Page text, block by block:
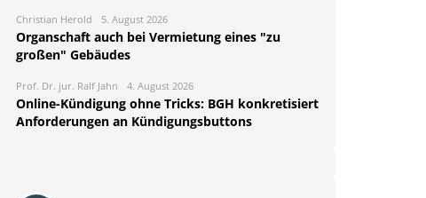
Christian Herold 5. August 2026
Organschaft auch bei Vermietung eines "zu
großen" Gebäudes
Prof. Dr. jur. Ralf Jahn 4. August 2026
Online-Kündigung ohne Tricks: BGH konkretisiert
Anforderungen an Kündigungsbuttons